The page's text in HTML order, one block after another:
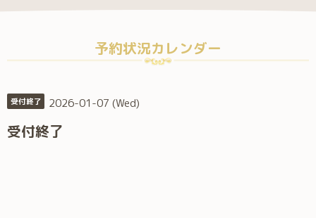
予約状況カレンダー
受付終了 2026-01-07 (Wed)
受付終了